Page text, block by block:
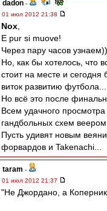
dadon -
01 июл 2012 21:38
Nox
E pur si muove!
Через пару часов
Но, как бы хотелось, что
стоит на месте и сегодня
виток развитию футбола....
Но всё это после
Всем удачного
гандбольных схем
Пусть удивят новым
форвардов и Takenachi...
taram -
01 июл 2012 21:37
"Не Джордано, а